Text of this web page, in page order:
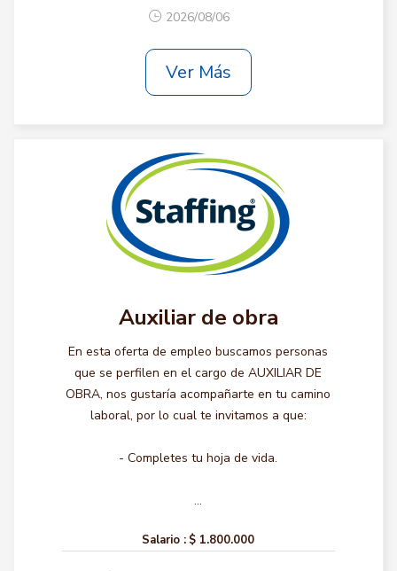
2026/08/06
Ver Más
Auxiliar de obra
En esta oferta de empleo buscamos personas
que se perfilen en el cargo de AUXILIAR DE
OBRA, nos gustaría acompañarte en tu camino
laboral, por lo cual te invitamos a que:
- Completes tu hoja de vida.
...
Salario : $ 1.800.000